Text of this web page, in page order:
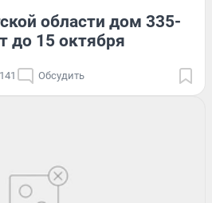
области дом 335-
до 15 октября
Обсудить